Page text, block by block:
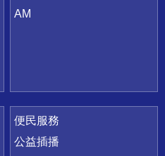
AM
便民服務
公益插播